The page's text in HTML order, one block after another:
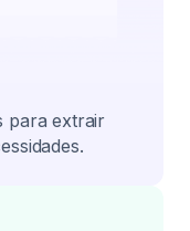
para extrair